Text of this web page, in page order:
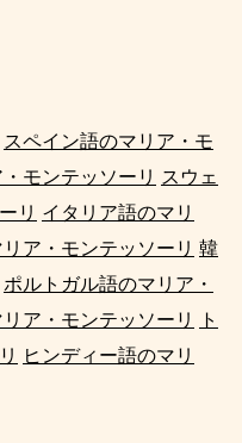
スペイン語のマリア・モ
モンテッソーリ スウェ
リ イタリア語のマリ
ア・モンテッソーリ 韓
ポルトガル語のマリア・
ア・モンテッソーリ
ト
ヒンディー語のマリ